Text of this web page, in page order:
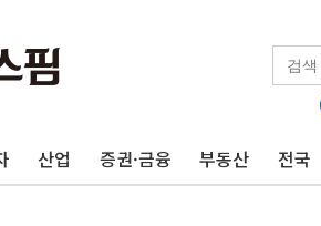
산업 증권·금융 부동산 전국
] 김민석, 정청래에 누적 '1.48%p' 차 선두
경북도당위원장에 오중기 당선...합산득표율
말다툼 중 어머니 살해 10대 구속…범행 후
민주, 강원·대구·경북 경선 결과...김민석
민주, 경북 경선 결과 발표...김민석 47.37%